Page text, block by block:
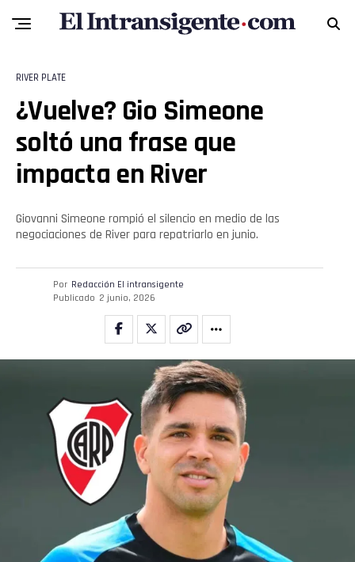
RIVER PLATE
¿Vuelve? Gio Simeone
soltó una frase que
impacta en River
Giovanni Simeone rompió el silencio en medio de las
negociaciones de River para repatriarlo en junio.
Por Redacción El intransigente
Publicado 2 junio, 2026